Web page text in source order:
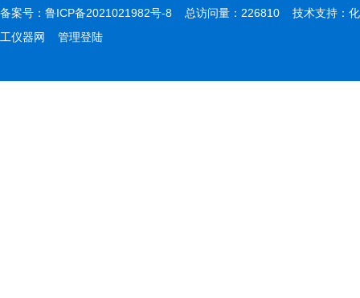
备案号： 鲁ICP备2021021982号-8 总访问量：226810 技术支持： 化
工仪器网
管理登陆